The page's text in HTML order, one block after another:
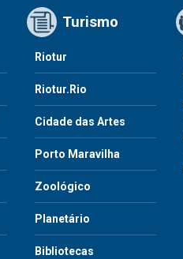
Turismo
Riotur
Riotur.Rio
Cidade das Artes
Porto Maravilha
Zoológico
Planetário
Bibliotecas